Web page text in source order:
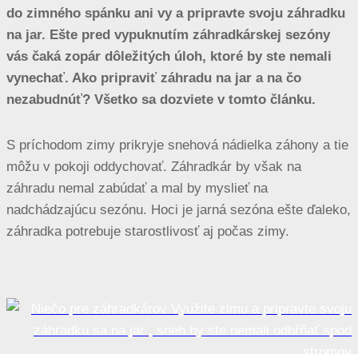
do zimného spánku ani vy a pripravte svoju záhradku
na jar. Ešte pred vypuknutím záhradkárskej sezóny
vás čaká zopár dôležitých úloh, ktoré by ste nemali
vynechať. Ako pripraviť záhradu na jar a na čo
nezabudnúť? Všetko sa dozviete v tomto článku.
S príchodom zimy prikryje snehová nádielka záhony a tie
môžu v pokoji oddychovať. Záhradkár by však na
záhradu nemal zabúdať a mal by myslieť na
nadchádzajúcu sezónu. Hoci je jarná sezóna ešte ďaleko,
záhradka potrebuje starostlivosť aj počas zimy.